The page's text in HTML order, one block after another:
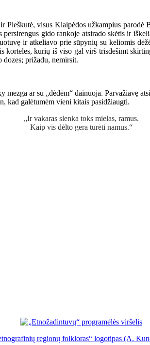
visus Klaipėdos užkampius
gido rankoje atsirado skėtis ir
ir atkeliavo prie sūpynių su keliomis
korteles, kurių iš viso gal virš trisdešimt
dozes; prižadu, nemirsit.
ar su „dėdėm“ dainuoja. Parvažiavę
kad galėtumėm vieni kitais pasidžiaugti.
„Ir vakaras slenka toks mielas, ramus.
Kaip vis dėlto gera turėti namus.“